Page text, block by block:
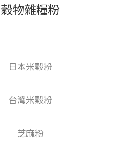
穀物雜糧粉
日本米穀粉
台灣米穀粉
芝麻粉